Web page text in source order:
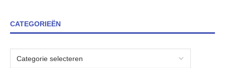
CATEGORIEËN